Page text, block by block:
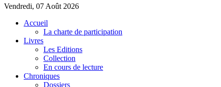
Vendredi, 07 Août 2026
Accueil
La charte de participation
Livres
Les Editions
Collection
En cours de lecture
Chroniques
Dossiers